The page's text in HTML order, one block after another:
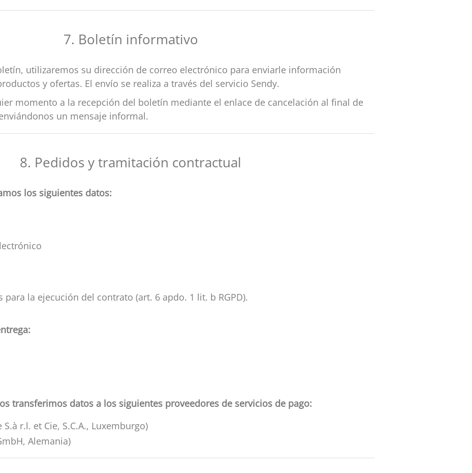
7. Boletín informativo
utilizaremos su dirección de correo electrónico para enviarle información
y ofertas. El envío se realiza a través del servicio Sendy.
momento a la recepción del boletín mediante el enlace de cancelación al final de
un mensaje informal.
8. Pedidos y tramitación contractual
los siguientes datos:
para la ejecución del contrato (art. 6 apdo. 1 lit. b RGPD).
transferimos datos a los siguientes proveedores de servicios de pago:
S.à r.l. et Cie, S.C.A., Luxemburgo)
Alemania)